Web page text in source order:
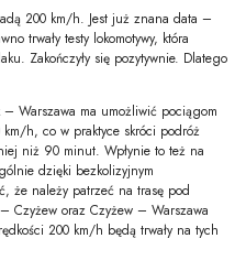
200 km/h. Jest już znana data –
trwały testy lokomotywy, która
Zakończyły się pozytywnie. Dlatego
– Warszawa ma umożliwić pociągom
h, co w praktyce skróci podróż
niż 90 minut. Wpłynie to też na
dzięki bezkolizyjnym
że należy patrzeć na trasę pod
Czyżew oraz Czyżew – Warszawa
200 km/h będą trwały na tych